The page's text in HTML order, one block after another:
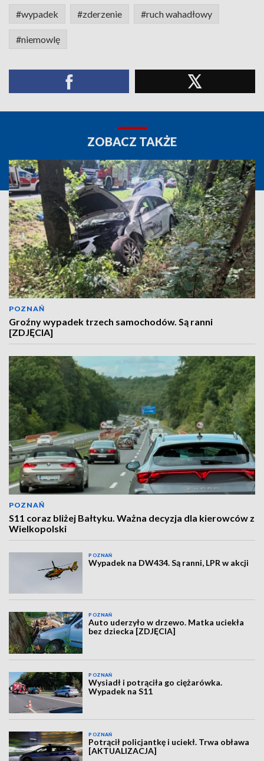
#wypadek #zderzenie #ruch wahadłowy
#niemowlę
ZOBACZ TAKŻE
POZNAŃ
Groźny wypadek trzech samochodów. Są ranni
[ZDJĘCIA]
POZNAŃ
S11 coraz bliżej Bałtyku. Ważna decyzja dla kierowców z
Wielkopolski
POZNAŃ
Wypadek na DW434. Są ranni, LPR w akcji
POZNAŃ
Auto uderzyło w drzewo. Matka uciekła
bez dziecka [ZDJĘCIA]
POZNAŃ
Wysiadł i potrąciła go ciężarówka.
Wypadek na S11
POZNAŃ
Potrącił policjantkę i uciekł. Trwa obława
[AKTUALIZACJA]